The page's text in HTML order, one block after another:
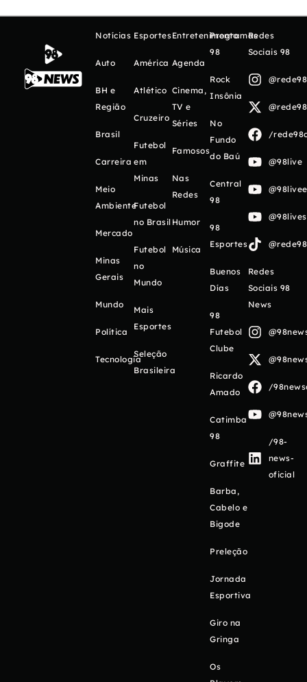
Notícias
Auto
BH e
Região
Brasil
Carreira
Meio
Ambiente
Mercado
Minas
Gerais
Mundo
Política
Tecnologia
Esportes
América
Atlético
Cruzeiro
Futebol
em
Minas
Futebol
no Brasil
Futebol
no
Mundo
Mais
Esportes
Seleção
Brasileira
Entretenimento
Agenda
Cinema,
TV e
Séries
Famosos
Nas
Redes
Humor
Música
Programas
98
Rock
Insônia
No
Fundo
do Baú
Central
98
98
Esportes
Buenos
Días
98
Futebol
Clube
Ricardo
Amado
Catimba
98
Graffite
Barba,
Cabelo e
Bigode
Preleção
Jornada
Esportiva
Giro na
Gringa
Os
Redes
Sociais 98
/
@98live
Redes
Sociais 98
News
/
/98-
news-
oficial